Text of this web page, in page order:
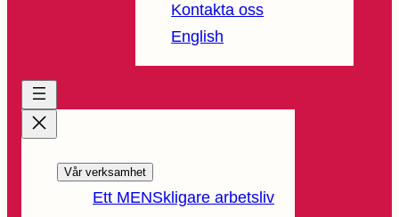
Kontakta oss
English
Vår verksamhet
Ett MENSkligare arbetsliv